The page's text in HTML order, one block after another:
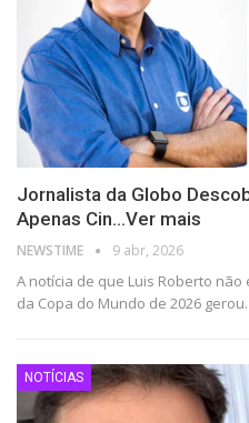
Jornalista da Globo
Apenas Cin…Ver mais
NEWSTIME 9 abr, 2026
A notícia de que Luis Roberto
da Copa do Mundo de 2026
NOTÍCIAS